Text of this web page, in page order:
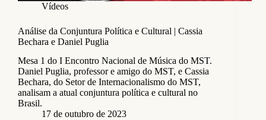
Vídeos
Análise da Conjuntura Política e Cultural | Cassia
Bechara e Daniel Puglia
Mesa 1 do I Encontro Nacional de Música do MST.
Daniel Puglia, professor e amigo do MST, e Cassia
Bechara, do Setor de Internacionalismo do MST,
analisam a atual conjuntura política e cultural no
Brasil.
17 de outubro de 2023